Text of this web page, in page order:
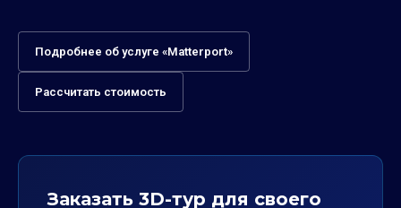
Подробнее об услуге «Matterport»
Рассчитать стоимость
Заказать 3D-тур для своего